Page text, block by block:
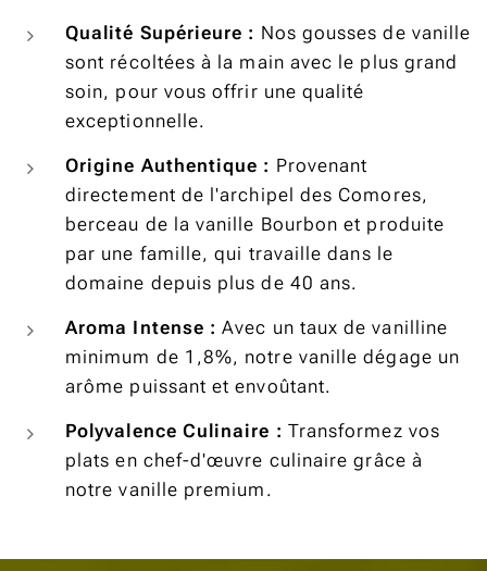
Qualité Supérieure : Nos gousses de vanille
sont récoltées à la main avec le plus grand
soin, pour vous offrir une qualité
exceptionnelle.
Origine Authentique : Provenant
directement de l'archipel des Comores,
berceau de la vanille Bourbon et produite
par une famille, qui travaille dans le
domaine depuis plus de 40 ans.
Aroma Intense : Avec un taux de vanilline
minimum de 1,8%, notre vanille dégage un
arôme puissant et envoûtant.
Polyvalence Culinaire : Transformez vos
plats en chef-d'œuvre culinaire grâce à
notre vanille premium.